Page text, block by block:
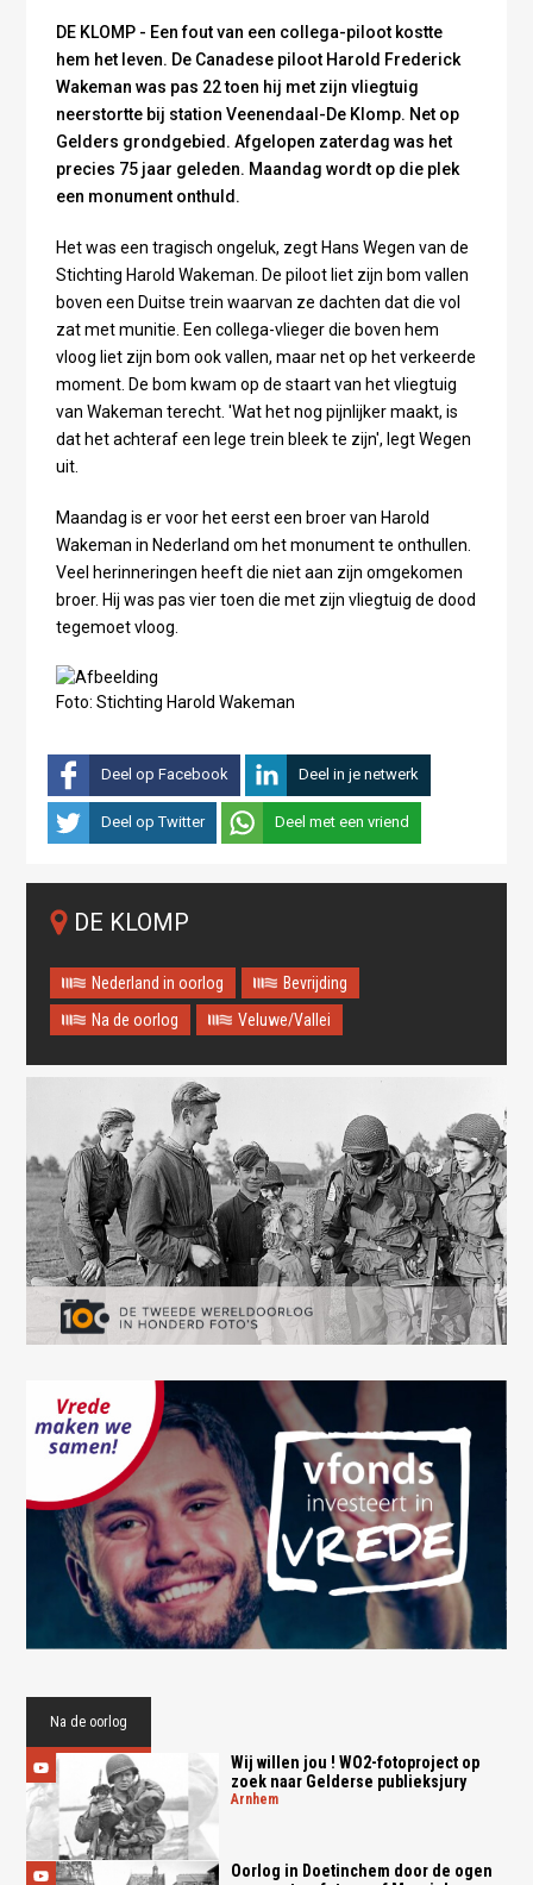
DE KLOMP - Een fout van een collega-piloot kostte
hem het leven. De Canadese piloot Harold Frederick
Wakeman was pas 22 toen hij met zijn vliegtuig
neerstortte bij station Veenendaal-De Klomp. Net op
Gelders grondgebied. Afgelopen zaterdag was het
precies 75 jaar geleden. Maandag wordt op die plek
een monument onthuld.
Het was een tragisch ongeluk, zegt Hans Wegen van de
Stichting Harold Wakeman. De piloot liet zijn bom vallen
boven een Duitse trein waarvan ze dachten dat die vol
zat met munitie. Een collega-vlieger die boven hem
vloog liet zijn bom ook vallen, maar net op het verkeerde
moment. De bom kwam op de staart van het vliegtuig
van Wakeman terecht. 'Wat het nog pijnlijker maakt, is
dat het achteraf een lege trein bleek te zijn', legt Wegen
uit.
Maandag is er voor het eerst een broer van Harold
Wakeman in Nederland om het monument te onthullen.
Veel herinneringen heeft die niet aan zijn omgekomen
broer. Hij was pas vier toen die met zijn vliegtuig de dood
tegemoet vloog.
Foto: Stichting Harold Wakeman
Deel op Facebook Deel in je netwerk
Deel op Twitter Deel met een vriend
DE KLOMP
Nederland in oorlog
Bevrijding
Na de oorlog
Veluwe/Vallei
Na de oorlog
Wij willen jou ! WO2-fotoproject op
zoek naar Gelderse publieksjury
arnhem
Oorlog in Doetinchem door de ogen